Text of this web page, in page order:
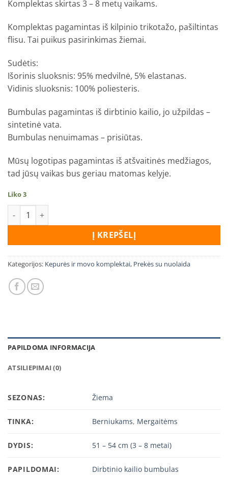
Komplektas skirtas 3 – 8 metų vaikams.
Komplektas pagamintas iš kilpinio trikotažo, pašiltintas
flisu. Tai puikus pasirinkimas žiemai.
Sudėtis:
Išorinis sluoksnis: 95% medvilnė, 5% elastanas.
Vidinis sluoksnis: 100% poliesteris.
Bumbulas pagamintas iš dirbtinio kailio, jo užpildas –
sintetinė vata.
Bumbulas nenuimamas – prisiūtas.
Mūsų logotipas pagamintas iš atšvaitinės medžiagos,
tad jūsų vaikas bus geriau matomas kelyje.
Liko 3
produkto kiekis: Kepurės ir movo komplektas “Booba”
Į KREPŠELĮ
Kategorijos: Kepurės ir movo komplektai, Prekės su nuolaida
PAPILDOMA INFORMACIJA
ATSILIEPIMAI (0)
SEZONAS: Žiema
TINKA: Berniukams, Mergaitėms
DYDIS: 51 – 54 cm (3 – 8 metai)
PAPILDOMAI: Dirbtinio kailio bumbulas